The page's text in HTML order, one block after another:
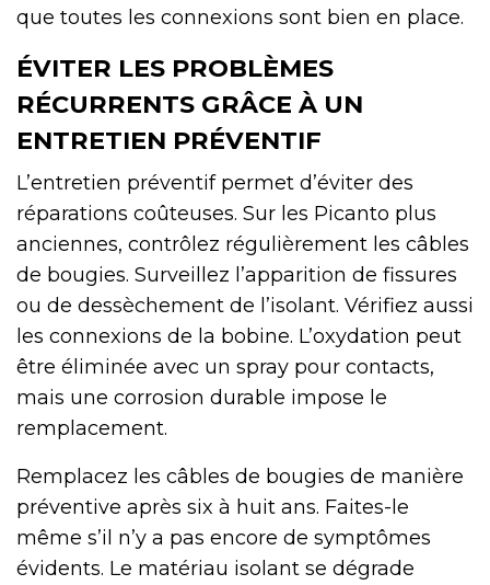
que toutes les connexions sont bien en place.
ÉVITER LES PROBLÈMES
RÉCURRENTS GRÂCE À UN
ENTRETIEN PRÉVENTIF
L’entretien préventif permet d’éviter des
réparations coûteuses. Sur les Picanto plus
anciennes, contrôlez régulièrement les câbles
de bougies. Surveillez l’apparition de fissures
ou de dessèchement de l’isolant. Vérifiez aussi
les connexions de la bobine. L’oxydation peut
être éliminée avec un spray pour contacts,
mais une corrosion durable impose le
remplacement.
Remplacez les câbles de bougies de manière
préventive après six à huit ans. Faites-le
même s’il n’y a pas encore de symptômes
évidents. Le matériau isolant se dégrade